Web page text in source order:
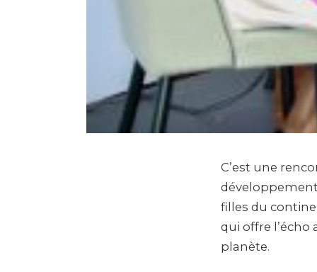
C’est une
filles du
qui offre l’écho
planète.